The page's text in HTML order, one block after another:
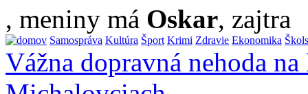
, meniny má Oskar, zajtra
Samospráva Kultúra Šport Krimi Zdravie Ekonomika
Vážna dopravná nehoda